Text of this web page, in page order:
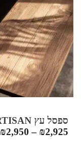
ספסל עץ ARTISAN
₪2,925
–
₪2,950